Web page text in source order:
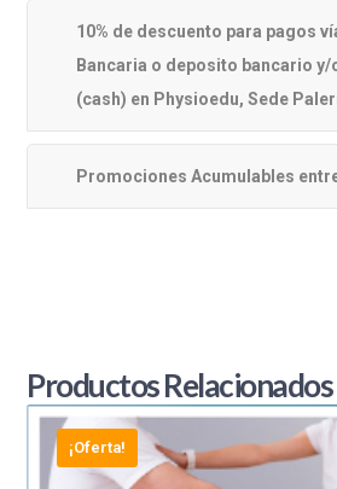
10% de descuento para pagos
Bancaria o deposito bancario y/
(cash) en Physioedu, Sede
Promociones Acumulables
Productos Relacionados
¡Oferta!